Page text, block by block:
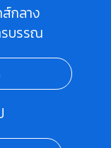
กลาง
บรรณ